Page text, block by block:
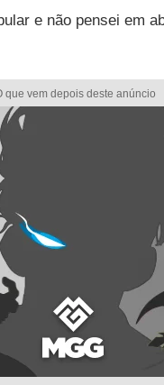
e não pensei em